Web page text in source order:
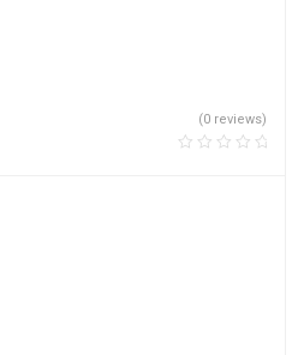
(0 reviews)